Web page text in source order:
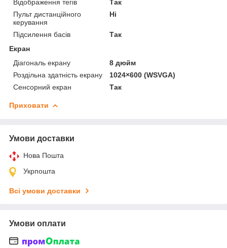
Відображення тегів
Так
Пульт дистанційного
керування
Ні
Підсилення басів
Так
Екран
Діагональ екрану
8 дюйм
Роздільна здатність екрану
1024×600 (WSVGA)
Сенсорний екран
Так
Приховати
Умови доставки
Нова Пошта
Укрпошта
Всі умови доставки
Умови оплати